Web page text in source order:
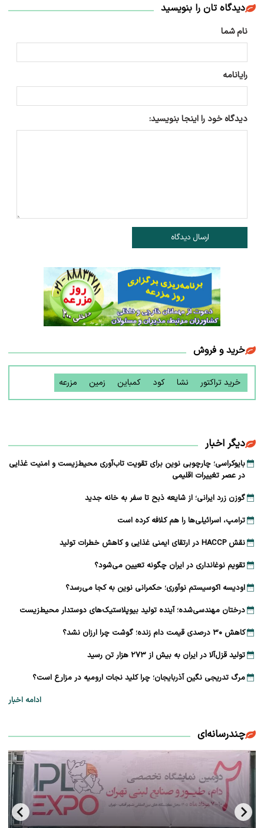
دیدگاه تان را بنویسید
نام شما
رایانامه
دیدگاه خود را اینجا بنویسید:
ارسال دیدگاه
خرید و فروش
خرید تراکتور نشا کود کمباین زمین مزرعه
دیگر اخبار
بایوکراسی؛ چارچوبی نوین برای تقویت تاب‌آوری محیط‌زیست و امنیت غذایی
در عصر تغییرات اقلیمی
گوزن زرد ایرانی؛ از شایعه ذبح تا سفر به خانه جدید
ترامپ، اسرائیلی‌ها را هم کلافه کرده است
نقش HACCP در ارتقای ایمنی غذایی و کاهش خطرات تولید
تقویم نوغانداری در ایران چگونه تعیین می‌شود؟
اودیسه اکوسیستم نوآوری؛ حکمرانی نوین به کجا می‌رسد؟
درختان مهندسی‌شده؛ آینده تولید بیوپلاستیک‌های دوستدار محیط‌زیست
کاهش ۳۰ درصدی قیمت دام زنده؛ گوشت چرا ارزان نشد؟
تولید قزل‌آلا در ایران به بیش از ۲۷۳ هزار تن رسید
مرگ تدریجی نگین آذربایجان؛ چرا کلید نجات ارومیه در مزارع است؟
ادامه اخبار
چندرسانه‌ای